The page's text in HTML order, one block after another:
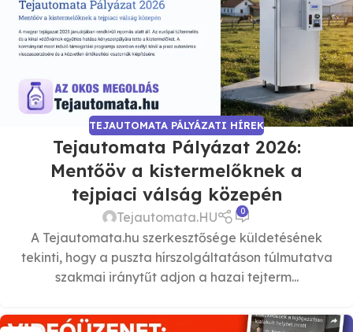
TEJAUTOMATA PÁLYÁZATI HÍREK
Tejautomata Pályázat 2026:
Mentőöv a kistermelőknek a
tejpiaci válság közepén
Tejautomata.HU 0
A Tejautomata.hu szerkesztősége küldetésének
tekinti, hogy a puszta hírszolgáltatáson túlmutatva
szakmai iránytűt adjon a hazai tejterm...